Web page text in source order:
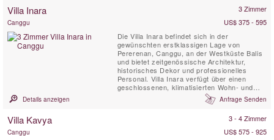
geräumige und komfortabel eingerichtete
Villa Inara 3 Zimmer
Canggu
US$ 375 - 595
Die Villa Inara befindet sich in der
gewünschten erstklassigen Lage von
Pererenan, Canggu, an der Westküste Balis
und bietet zeitgenössische Architektur,
historisches Dekor und professionelles
Personal. Villa Inara verfügt über einen
geschlossenen, klimatisierten Wohn- und
Esspavillon mit Unterhaltungssystemen,
zahlreichen Sitzgelegenheiten und einer
eigenem Bad und Außenveranden rund um
den privaten Pool in einem wunderschön ...
Details anzeigen Anfrage Senden
Villa Kavya 3 - 4 Zimmer
Canggu
US$ 575 - 925